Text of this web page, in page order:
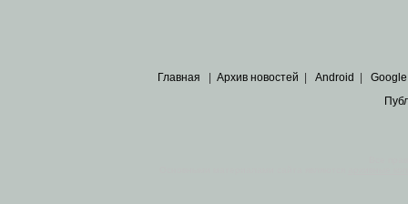
Главная Архив новостей Android Google